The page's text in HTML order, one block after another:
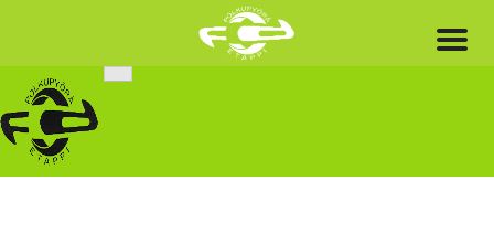
content